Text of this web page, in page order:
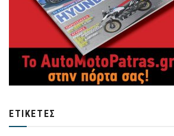
ΕΤΙΚΈΤΕΣ